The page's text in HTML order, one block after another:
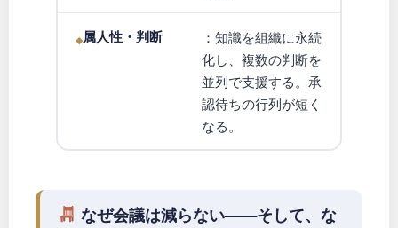
属人性・判断
：知識を組織に永続
化し、複数の判断を
並列で支援する。承
認待ちの行列が短く
なる。
なぜ会議は減らない——そして、な